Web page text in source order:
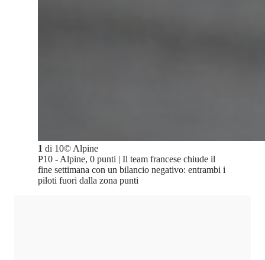
1 di 10© Alpine
P10 - Alpine, 0 punti | Il team francese chiude il
fine settimana con un bilancio negativo: entrambi i
piloti fuori dalla zona punti